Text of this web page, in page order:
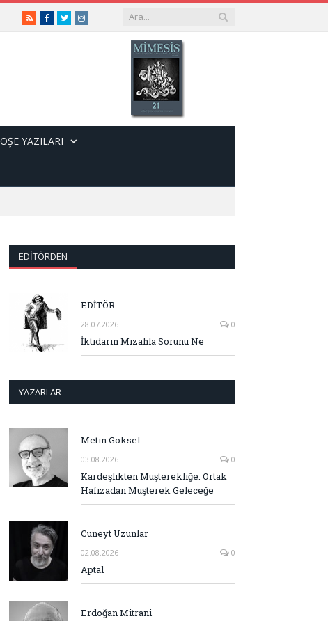
RSSFacebook
TwitterInstagram
YAZILARI
EDITÖRDEN
EDİTÖR
28.07.2026 0
İktidarın Mizahla Sorunu Ne
YAZARLAR
Metin Göksel
03.08.2026 0
Kardeşlikten Müşterekliğe: Ortak
Hafızadan Müşterek Geleceğe
Cüneyt Uzunlar
02.08.2026 0
Aptal
Erdoğan Mitrani